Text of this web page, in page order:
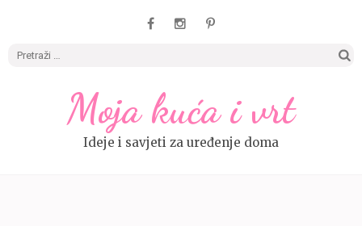
Moja kuća i vrt
Ideje i savjeti za uređenje doma